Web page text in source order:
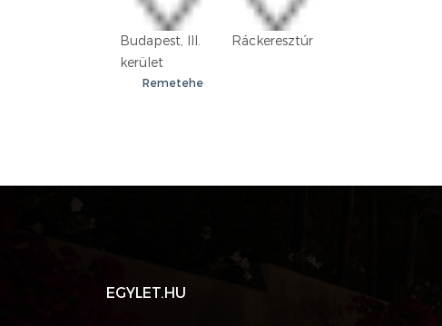
Budapest, III.
kerület
Remetehegy
Ráckeresztúr
EGYLET.HU